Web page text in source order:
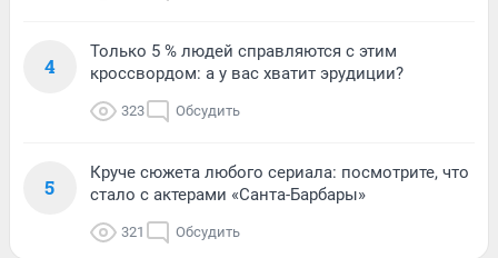
4
Только 5 % людей справляются с этим
кроссвордом: а у вас хватит эрудиции?
323 Обсудить
5
Круче сюжета любого сериала: посмотрите, что
стало с актерами «Санта-Барбары»
321 Обсудить